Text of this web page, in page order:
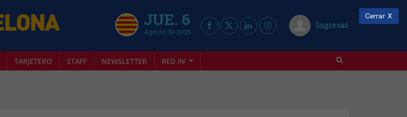
JUE. 6
Agosto de 2026
Ingresar
TARJETERO STAFF NEWSLETTER RED IN
Cerrar